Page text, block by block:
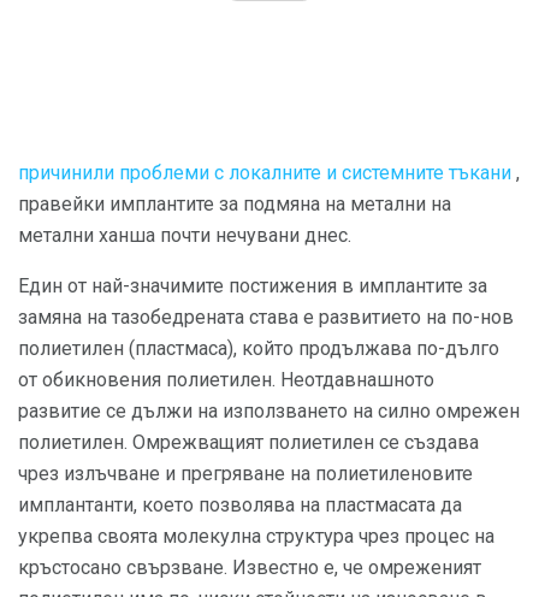
причинили проблеми с локалните и системните тъкани ,
правейки имплантите за подмяна на метални на
метални ханша почти нечувани днес.
Един от най-значимите постижения в имплантите за
замяна на тазобедрената става е развитието на по-нов
полиетилен (пластмаса), който продължава по-дълго
от обикновения полиетилен. Неотдавнашното
развитие се дължи на използването на силно омрежен
полиетилен. Омрежващият полиетилен се създава
чрез излъчване и прегряване на полиетиленовите
имплантанти, което позволява на пластмасата да
укрепва своята молекулна структура чрез процес на
кръстосано свързване. Известно е, че омреженият